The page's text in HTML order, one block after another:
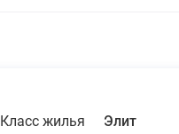
Класс жилья
Элит